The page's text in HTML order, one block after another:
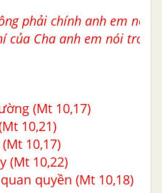
phải chính anh em nói,
của Cha anh em nói trong
(Mt 10,17)
10,21)
(Mt 10,17)
(Mt 10,22)
quyền (Mt 10,18)